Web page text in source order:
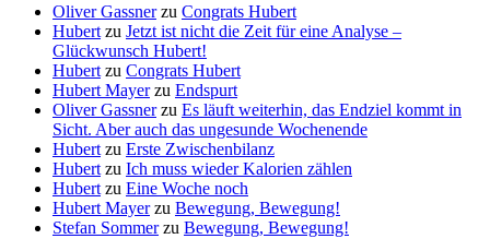
Oliver Gassnerzu Congrats Hubert
Hubert zu Jetzt ist nicht die Zeit für eine Analyse –
Glückwunsch Hubert!
Hubert zu Congrats Hubert
Hubert Mayerzu Endspurt
Oliver Gassnerzu Es läuft weiterhin, das Endziel kommt in
Sicht. Aber auch das ungesunde Wochenende
Hubert zu Erste Zwischenbilanz
Hubert zu Ich muss wieder Kalorien zählen
Hubert zu Eine Woche noch
Hubert Mayerzu Bewegung, Bewegung!
Stefan Sommerzu Bewegung, Bewegung!